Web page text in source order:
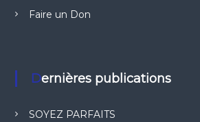
Faire un Don
Dernières publications
SOYEZ PARFAITS